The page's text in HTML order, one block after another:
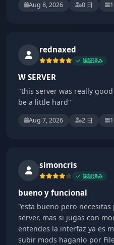
Aug 8, 2026 0 日
rednaxed
認証済み
W SERVER
"this server was really
be a little hard"
Aug 7, 2026 2 日
simoncris
認証済み
bueno y funcional
"esta bueno pero
server, mas si jugas con
entendes la interfaz ya es
subir mods haganlo por